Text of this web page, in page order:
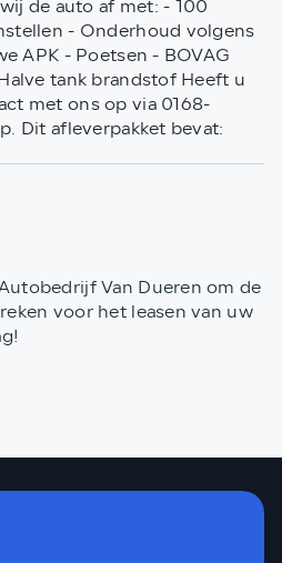
de auto af met: - 100
- Onderhoud volgens
APK - Poetsen - BOVAG
tank brandstof Heeft u
met ons op via 0168-
Dit afleverpakket bevat:
Van Dueren om de
voor het leasen van uw